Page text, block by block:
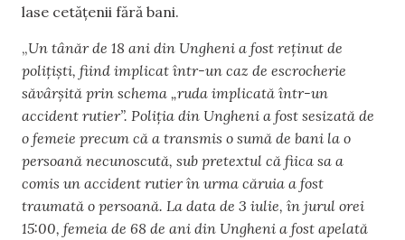
lase cetățenii fără bani.
„Un tânăr de 18 ani din Ungheni a fost reținut de
polițiști, fiind implicat într-un caz de escrocherie
săvârșită prin schema „ruda implicată într-un
accident rutier”. Poliția din Ungheni a fost sesizată de
o femeie precum că a transmis o sumă de bani la o
persoană necunoscută, sub pretextul că fiica sa a
comis un accident rutier în urma căruia a fost
traumată o persoană. La data de 3 iulie, în jurul orei
15:00, femeia de 68 de ani din Ungheni a fost apelată